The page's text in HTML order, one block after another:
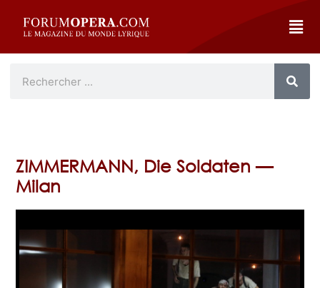
ZIMMERMANN, Die Soldaten —
Milan